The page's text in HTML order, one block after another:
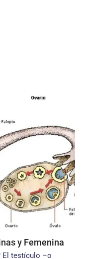
y Femenina
El testículo –o